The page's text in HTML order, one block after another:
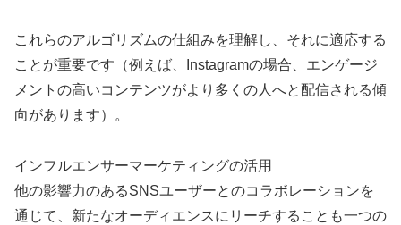
これらのアルゴリズムの仕組みを理解し、それに適応する
ことが重要です（例えば、Instagramの場合、エンゲージ
メントの高いコンテンツがより多くの人へと配信される傾
向があります）。
インフルエンサーマーケティングの活用
他の影響力のあるSNSユーザーとのコラボレーションを
通じて、新たなオーディエンスにリーチすることも一つの